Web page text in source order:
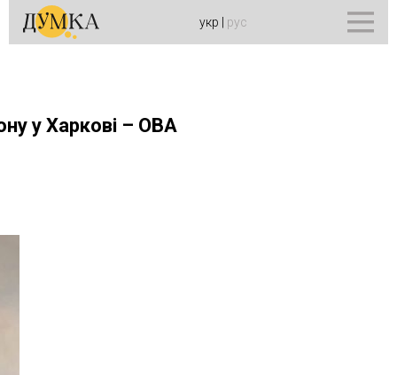
укр рус
у Харкові – ОВА